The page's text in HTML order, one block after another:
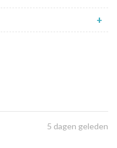
+
5 dagen geleden